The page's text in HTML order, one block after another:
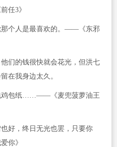
任3》
那个人是最喜欢的。——《东邪
们的钱很快就会花光，但洪七
在我身边太久。
鸡包纸……——《麦兜菠萝油王
好，终日无光也罢，只要你
你》